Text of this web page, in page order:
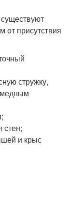
от присутствия
стружку,
стен;
и крыс